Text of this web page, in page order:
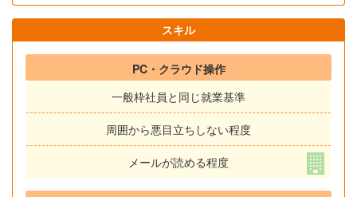
スキル
PC・クラウド操作
一般枠社員と同じ就業基準
周囲から悪目立ちしない程度
メールが読める程度